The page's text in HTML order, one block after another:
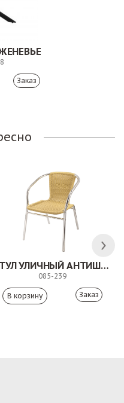
Заказ
СТУЛ УЛИЧНЫЙ АНТИШОН
085-239
Заказ